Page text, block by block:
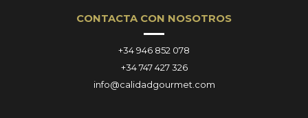
CONTACTA CON NOSOTROS
+34 946 852 078
+34 747 427 326
info@calidadgourmet.com